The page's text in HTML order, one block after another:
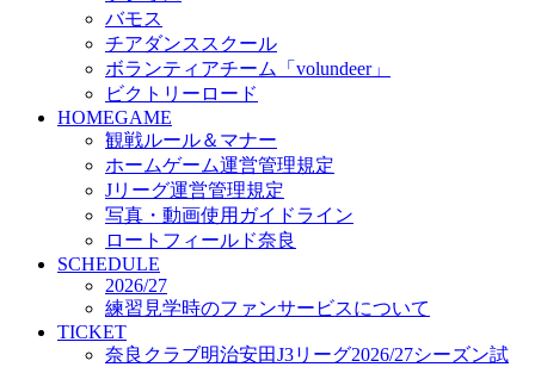
「鹿パス」
観戦ルール＆マナー
FANCOMMUNITY
2026/27ファンコミュニティ
サポートショップ
GOODS
オフィシャルストア（実店舗）
オンラインストア
ACADEMY
アカデミーについて
プロジェクト
コーチ&スタッフ
ジュニア
ジュニアユース
ユース
バモス
チアダンススクール
ボランティアチーム「volundeer」
ビクトリーロード
HOMEGAME
観戦ルール＆マナー
ホームゲーム運営管理規定
Jリーグ運営管理規定
写真・動画使用ガイドライン
ロートフィールド奈良
SCHEDULE
2026/27
練習見学時のファンサービスについて
TICKET
奈良クラブ明治安田J3リーグ2026/27シーズン試